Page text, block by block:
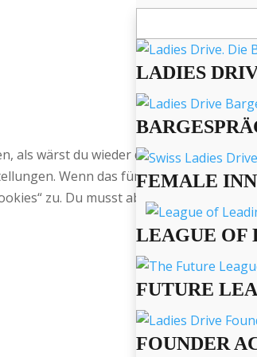
wärst du wieder daheim bei Oma,
Wenn das für Dich okay ist,
zu. Du musst aber natürlich nicht.
nach:
LADIES
FEMALE
LEAGUE OF
FUTURE
FOUNDER